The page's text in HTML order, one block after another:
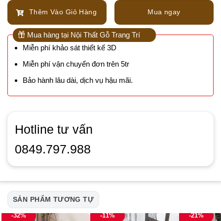
Thêm Vào Giỏ Hàng Mua ngay
Mua hàng tại Nội Thất Gỗ Trang Trí
Miễn phí khảo sát thiết kế 3D
Miễn phí vận chuyển đơn trên 5tr
Bảo hành lâu dài, dịch vụ hậu mãi.
Hotline tư vấn
0849.797.988
SẢN PHẨM TƯƠNG TỰ
-32% -11% -21%